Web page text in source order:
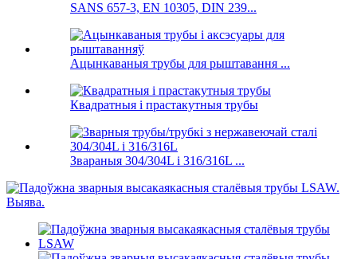
SANS 657-3, EN 10305, DIN 239...
Ацынкаваныя трубы для рыштавання ...
Квадратныя і прастакутныя трубы
Звараныя 304/304L і 316/316L ...